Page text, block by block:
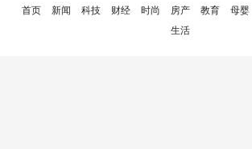
首页 新闻 科技 财经 时尚 房产 教育 母婴
生活